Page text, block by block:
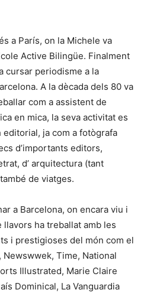
a París, on la Michele va
Active Bilingüe. Finalment
cursar periodisme a la
A la dècada dels 80 va
com a assistent de
en mica, la seva activitat es
ja com a fotògrafa
d’importants editors,
d’ arquitectura (tant
de viatges.
a Barcelona, on encara viu i
ha treballat amb les
i prestigioses del món com el
Time, National
Illustrated, Marie Claire
Dominical, La Vanguardia